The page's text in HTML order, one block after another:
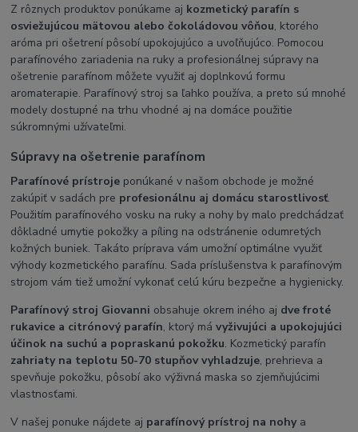
Z rôznych produktov ponúkame aj kozmetický parafín s
osviežujúcou mätovou alebo čokoládovou vôňou, ktorého
aróma pri ošetrení pôsobí upokojujúco a uvoľňujúco. Pomocou
parafínového zariadenia na ruky a profesionálnej súpravy na
ošetrenie parafínom môžete využiť aj doplnkovú formu
aromaterapie. Parafínový stroj sa ľahko používa, a preto sú mnohé
modely dostupné na trhu vhodné aj na domáce použitie
súkromnými užívateľmi.
Súpravy na ošetrenie parafínom
Parafínové prístroje ponúkané v našom obchode je možné
zakúpiť v sadách pre profesionálnu aj domácu starostlivosť.
Použitím parafínového vosku na ruky a nohy by malo predchádzať
dôkladné umytie pokožky a píling na odstránenie odumretých
kožných buniek. Takáto príprava vám umožní optimálne využiť
výhody kozmetického parafínu. Sada príslušenstva k parafínovým
strojom vám tiež umožní vykonať celú kúru bezpečne a hygienicky.
Parafínový stroj Giovanni obsahuje okrem iného aj dve froté
rukavice a citrónový parafín, ktorý mávyživujúci a upokojujúci
účinok na suchú a popraskanú pokožku. Kozmetický parafín
zahriaty na teplotu 50-70 stupňov vyhladzuje, prehrieva a
spevňuje pokožku, pôsobí ako výživná maska ​​so zjemňujúcimi
vlastnosťami.
V našej ponuke nájdete aj parafínový prístroj na nohy a